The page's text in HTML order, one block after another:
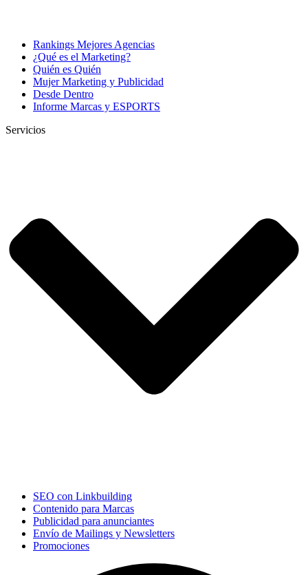
Rankings Mejores Agencias
¿Qué es el Marketing?
Quién es Quién
Mujer Marketing y Publicidad
Desde Dentro
Informe Marcas y ESPORTS
Servicios
SEO con Linkbuilding
Contenido para Marcas
Publicidad para anunciantes
Envío de Mailings y Newsletters
Promociones